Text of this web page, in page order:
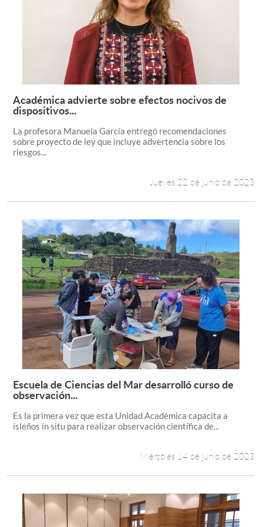
Leer más +
Académica advierte sobre efectos nocivos de
dispositivos...
La profesora Manuela García entregó recomendaciones
sobre proyecto de ley que incluye advertencia sobre los
riesgos...
Jueves 22 de junio de 2023
Leer más +
Escuela de Ciencias del Mar desarrolló curso de
observación...
Es la primera vez que esta Unidad Académica capacita a
isleños in situ para realizar observación científica de...
Miércoles 14 de junio de 2023